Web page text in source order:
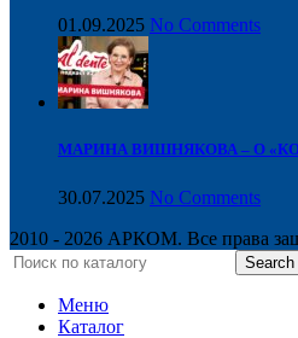
01.09.2025 No Comments
МАРИНА ВИШНЯКОВА – О
30.07.2025 No Comments
2010 - 2026 АРКОМ. Все права
Search
Меню
Каталог